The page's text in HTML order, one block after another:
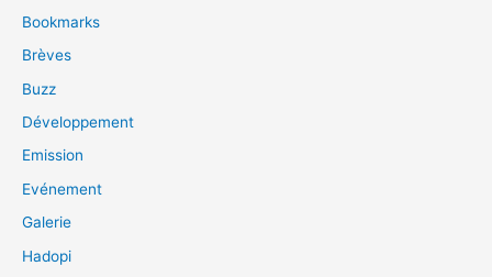
Bookmarks
Brèves
Buzz
Développement
Emission
Evénement
Galerie
Hadopi